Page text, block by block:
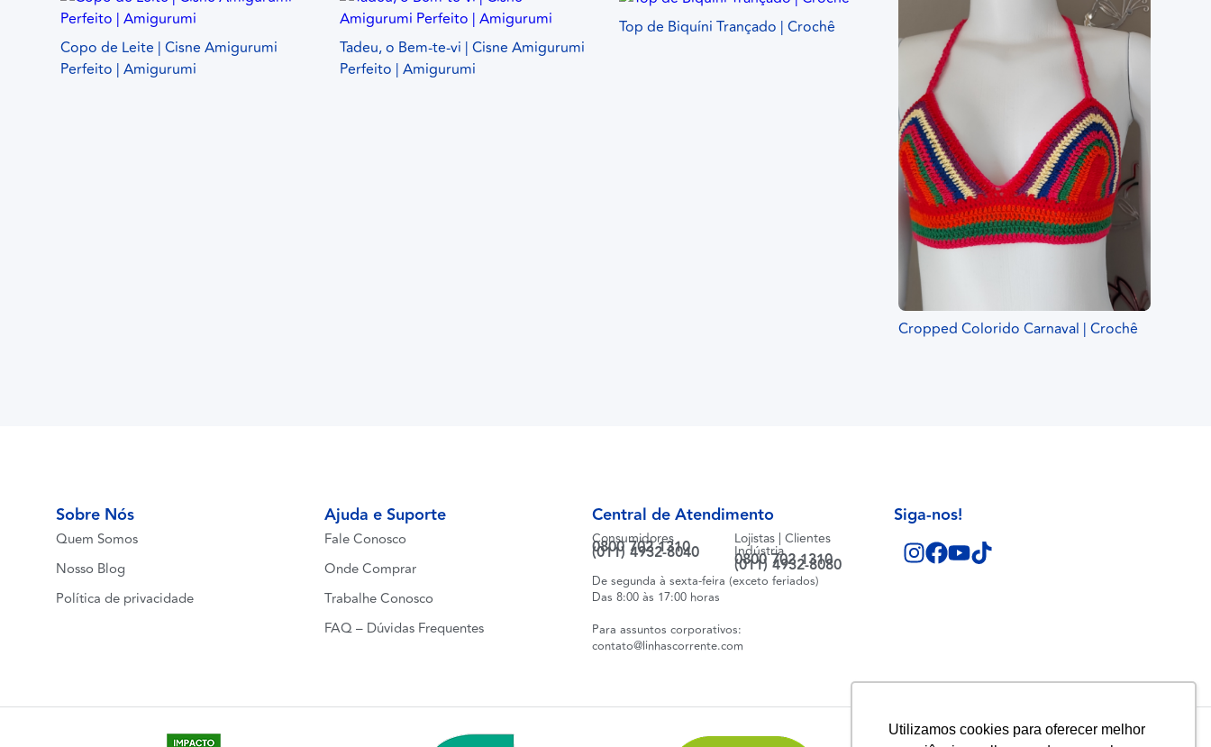
Utilizamos cookies para oferecer melhor
Copo de Leite | Cisne Amigurumi
Perfeito | Amigurumi
Tadeu, o Bem-te-vi | Cisne Amigurumi
Perfeito | Amigurumi
Top de Biquíni Trançado | Crochê
Cropped Colorido Carnaval | Crochê
Sobre Nós
Quem Somos
Nosso Blog
Política de privacidade
Ajuda e Suporte
Fale Conosco
Onde Comprar
Trabalhe Conosco
FAQ – Dúvidas Frequentes
Central de Atendimento
Consumidores
0800 702 1310
(011) 4932-8040
Lojistas | Clientes
Indústria
0800 702 1310
(011) 4932-8080
De segunda à sexta-feira (exceto feriados)
Das 8:00 às 17:00 horas
Para assuntos corporativos:
contato@linhascorrente.com
Siga-nos!